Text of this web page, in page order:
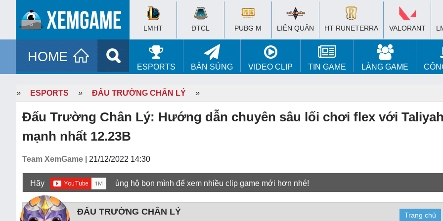
LMHT ĐTCL PUBG M LIÊN QUÂN HT RUNETERRA VALORANT
HOME
ESPORTS BẮN SÚNG VIDEO CLIP TIN GAME LÀNG GAME
» ESPORTS » ĐẤU TRƯỜNG CHÂN LÝ »
Đấu Trường Chân Lý: Hướng dẫn chuyên sâu lối chơi flex với
mạnh nhất 12.23B
Team XemGame | 21/12/2022 14:30
Hãy ủng hộ bọn mình để xem nhiều clip game mới hơn nhé!
ĐẤU TRƯỜNG CHÂN LÝ Trang chủ